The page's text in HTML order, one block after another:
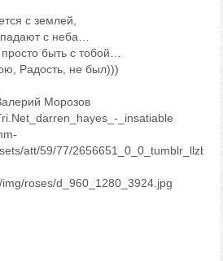
с землей,
с неба…
быть с тобой…
Радость, не был)))
Морозов
_insatiable
att/59/77/
roses/d_960_1280_3924.jpg